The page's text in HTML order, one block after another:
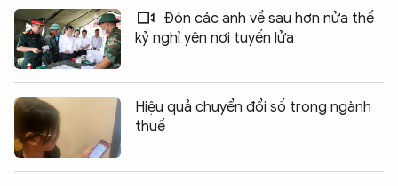
Đón các anh về sau hơn nửa thế
kỷ nghỉ yên nơi tuyến lửa
Hiệu quả chuyển đổi số trong ngành
thuế